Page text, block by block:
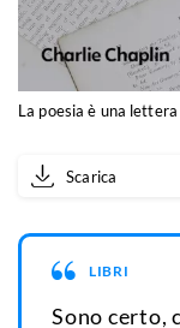
La poesia è una
Scarica
LIBRI
Sono certo,